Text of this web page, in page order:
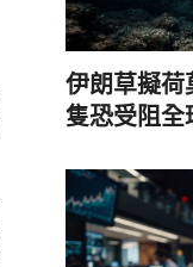
伊朗草擬荷
隻恐受阻全